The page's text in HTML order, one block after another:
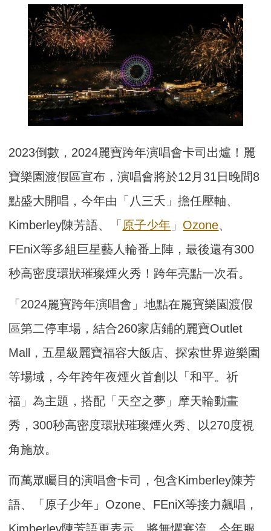
2023倒數，2024麗寶跨年演唱會卡司出爐！麗
寶樂園渡假區宣布，演唱會將於12月31日晚間8
點盛大開唱，今年由「八三夭」擔任壓軸、
Kimberley陳芳語、「 原子少年 」 Ozone、
FEniX等多組巨星藝人輪番上陣，最後還有300
秒高密度環狀璀璨煙火秀！跨年亮點一次看。
「2024麗寶跨年演唱會」地點在麗寶樂園渡假
區第二停車場，結合260家店鋪的麗寶Outlet
Mall，五星級麗寶福容大飯店、探索世界遊樂園
等場域，今年跨年夜煙火首創以「和平。祈
福」為主題，搭配「天空之夢」摩天輪動畫
秀，300秒高密度環狀璀璨煙火秀、以270度視
角施放。
而萬眾矚目的演唱會卡司，包含Kimberley陳芳
語、「原子少年」Ozone、FEniX等接力飆唱，